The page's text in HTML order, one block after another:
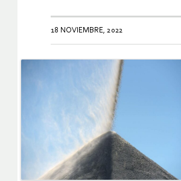
18 NOVIEMBRE, 2022